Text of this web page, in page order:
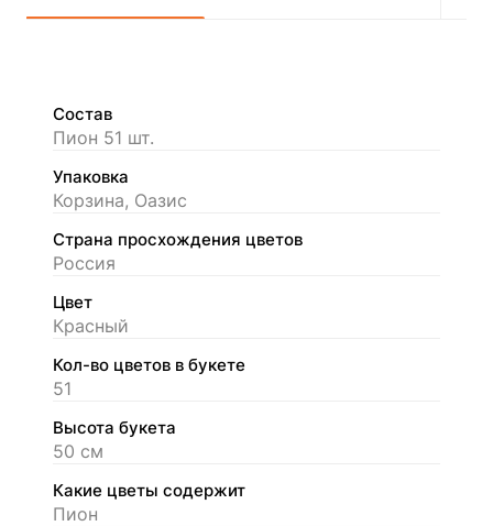
Состав
Пион 51 шт.
Упаковка
Корзина, Оазис
Страна просхождения цветов
Россия
Цвет
Красный
Кол-во цветов в букете
51
Высота букета
50 см
Какие цветы содержит
Пион